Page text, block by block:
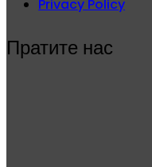
Privacy Policy
Пратите нас